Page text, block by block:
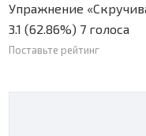
Упражнение
3.1 (62.86%) 7 голоса
Поставьте рейтинг